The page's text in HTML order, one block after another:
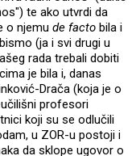
te ako utvrdi da
o njemu de facto bila i
(ja i svi drugi u
rada trebali dobiti
je bila i, danas
Drača (koja je o
profesori
koji su se odlučili
u ZOR-u postoji i
da sklope ugovor o